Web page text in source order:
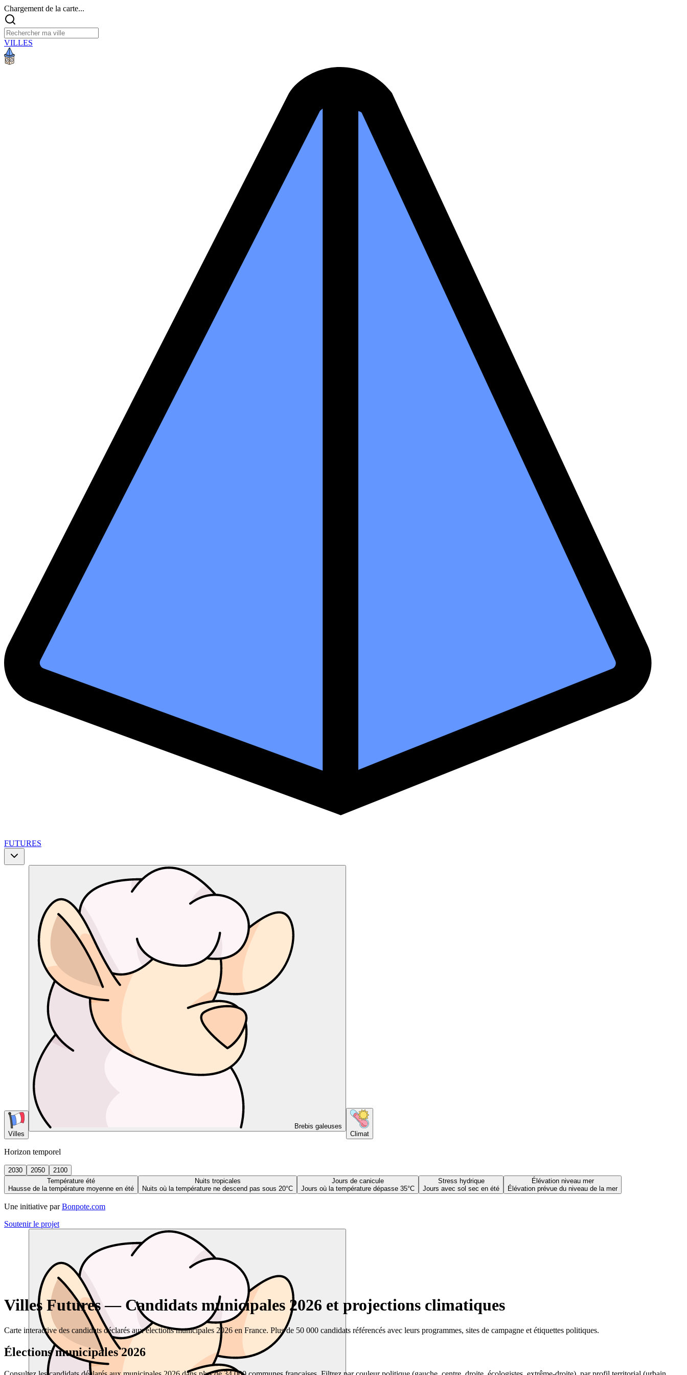
Chargement de la carte...
VILLES
FUTURES
Villes
Brebis galeuses
Climat
Horizon temporel
2030 2050
2100
Température été
Hausse de la température moyenne en été
Nuits tropicales
Nuits où la température ne descend pas sous 20°C
Jours de canicule
Jours où la température dépasse 35°C
Stress hydrique
Jours avec sol sec en été
Élévation niveau mer
Élévation prévue du niveau de la mer
Une initiative par Bonpote.com
Soutenir le projet
Villes Futures — Candidats municipales 2026 et projections climatiques
Carte interactive des candidats déclarés aux élections municipales 2026 en France. Plus de 50 000 candidats référencés avec leurs programmes, sites de campagne et étiquettes politiques.
Élections municipales 2026